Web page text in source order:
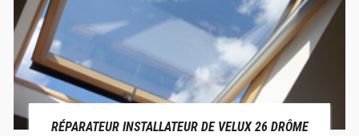
RÉPARATEUR INSTALLATEUR DE VELUX 26 DRÔME